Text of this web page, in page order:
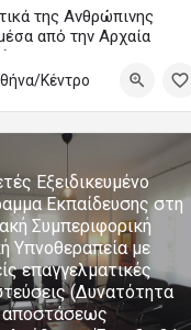
της Ανθρώπινης
από την Αρχαία
2026 00:00 - 31 Μαΐου
Κέντρο
Εξειδικευμένο
Εκπαίδευσης στη
Συμπεριφορική
Υπνοθεραπεία με
επαγγελματικές
(Δυνατότητα
αποστάσεως